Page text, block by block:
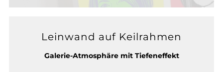
Leinwand auf Keilrahmen
Galerie-Atmosphäre mit Tiefeneffekt